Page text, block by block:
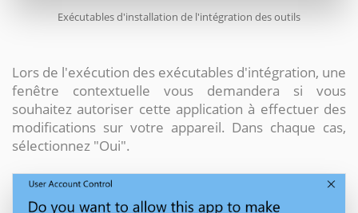
Exécutables d'installation de l'intégration des outils
Lors de l'exécution des exécutables d'intégration, une
fenêtre contextuelle vous demandera si vous
souhaitez autoriser cette application à effectuer des
modifications sur votre appareil. Dans chaque cas,
sélectionnez "Oui".